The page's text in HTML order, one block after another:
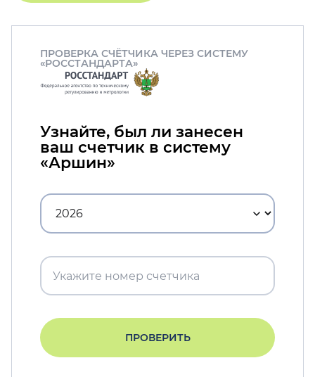
ПРОВЕРКА СЧЁТЧИКА ЧЕРЕЗ СИСТЕМУ
«РОССТАНДАРТА»
Узнайте, был ли занесен
ваш счетчик в систему
«Аршин»
ПРОВЕРИТЬ